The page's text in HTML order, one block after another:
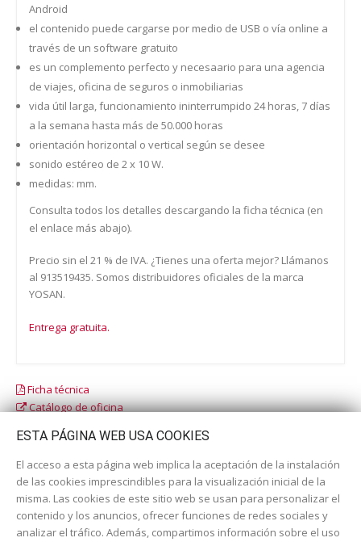
Android
el contenido puede cargarse por medio de USB o vía online a
través de un software gratuito
es un complemento perfecto y necesaario para una agencia
de viajes, oficina de seguros o inmobiliarias
vida útil larga, funcionamiento ininterrumpido 24 horas, 7 días
a la semana hasta más de 50.000 horas
orientación horizontal o vertical según se desee
sonido estéreo de 2 x 10 W.
medidas: mm.
Consulta todos los detalles descargando la ficha técnica (en
el enlace más abajo).
Precio sin el 21 % de IVA. ¿Tienes una oferta mejor? Llámanos
al 913519435. Somos distribuidores oficiales de la marca
YOSAN.
Entrega gratuita.
Ficha técnica
Catálogo de oficina
Catálogo escolar
ESTA PÁGINA WEB USA COOKIES
El acceso a esta página web implica la aceptación de la instalación
de las cookies imprescindibles para la visualización inicial de la
misma. Las cookies de este sitio web se usan para personalizar el
contenido y los anuncios, ofrecer funciones de redes sociales y
analizar el tráfico. Además, compartimos información sobre el uso